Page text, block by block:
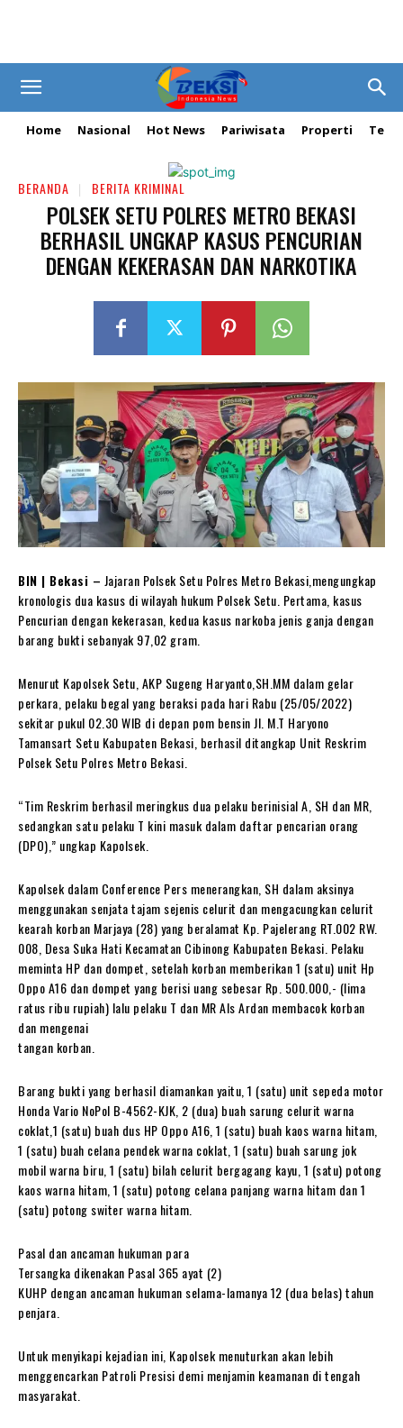
Home Nasional Hot News Pariwisata Properti
BERANDA BERITA KRIMINAL
POLSEK SETU POLRES METRO BEKASI
BERHASIL UNGKAP KASUS PENCURIAN
DENGAN KEKERASAN DAN NARKOTIKA
BIN | Bekasi – Jajaran Polsek Setu Polres Metro Bekasi,mengungkap
kronologis dua kasus di wilayah hukum Polsek Setu. Pertama, kasus
Pencurian dengan kekerasan, kedua kasus narkoba jenis ganja dengan
barang bukti sebanyak 97,02 gram.
Menurut Kapolsek Setu, AKP Sugeng Haryanto,SH.MM dalam gelar
perkara, pelaku begal yang beraksi pada hari Rabu (25/05/2022)
sekitar pukul 02.30 WIB di depan pom bensin Jl. M.T Haryono
Tamansart Setu Kabupaten Bekasi, berhasil ditangkap Unit Reskrim
Polsek Setu Polres Metro Bekasi.
“Tim Reskrim berhasil meringkus dua pelaku berinisial A, SH dan MR,
sedangkan satu pelaku T kini masuk dalam daftar pencarian orang
(DPO),” ungkap Kapolsek.
Kapolsek dalam Conference Pers menerangkan, SH dalam aksinya
menggunakan senjata tajam sejenis celurit dan mengacungkan celurit
kearah korban Marjaya (28) yang beralamat Kp. Pajelerang RT.002 RW.
008, Desa Suka Hati Kecamatan Cibinong Kabupaten Bekasi. Pelaku
meminta HP dan dompet, setelah korban memberikan 1 (satu) unit Hp
Oppo A16 dan dompet yang berisi uang sebesar Rp. 500.000,- (lima
ratus ribu rupiah) lalu pelaku T dan MR Als Ardan membacok korban
dan mengenai
tangan korban.
Barang bukti yang berhasil diamankan yaitu, 1 (satu) unit sepeda motor
Honda Vario NoPol B-4562-KJK, 2 (dua) buah sarung celurit warna
coklat,1 (satu) buah dus HP Oppo A16, 1 (satu) buah kaos warna hitam,
1 (satu) buah celana pendek warna coklat, 1 (satu) buah sarung jok
mobil warna biru, 1 (satu) bilah celurit bergagang kayu, 1 (satu) potong
kaos warna hitam, 1 (satu) potong celana panjang warna hitam dan 1
(satu) potong switer warna hitam.
Pasal dan ancaman hukuman para
Tersangka dikenakan Pasal 365 ayat (2)
KUHP dengan ancaman hukuman selama-lamanya 12 (dua belas) tahun
penjara.
Untuk menyikapi kejadian ini, Kapolsek menuturkan akan lebih
menggencarkan Patroli Presisi demi menjamin keamanan di tengah
masyarakat.